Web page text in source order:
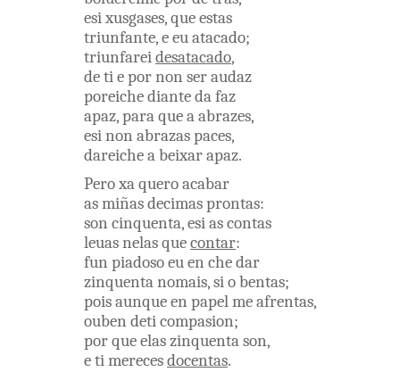
esixusgases,queestas
triunfante,eeuatacado;
triunfareidesatacado,
detiepornon seraudaz
poreichediantedafaz
apaz,paraqueaabrazes,
esinon abrazaspaces,
dareicheabeixarapaz.
Peroxaqueroacabar
asmiñasdecimasprontas:
son cinquenta,esiascontas
leuasnelasquecontar:
fun piadosoeuen chedar
zinquentanomais,siobentas;
poisaunqueen papelmeafrentas,
ouben deticompasion;
por queelaszinquentason,
etimerecesdocentas.